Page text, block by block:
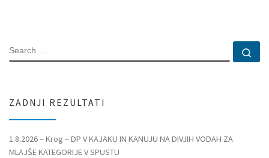
SEARCH
ZADNJI REZULTATI
1.8.2026 – Krog – DP V KAJAKU IN KANUJU NA DIVJIH VODAH ZA
MLAJŠE KATEGORIJE V SPUSTU